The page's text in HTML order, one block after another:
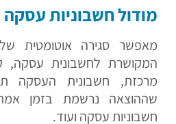
מודול חשבוניות
מאפשר סגירה אוטומטית
המקושרת לחשבונית עסקה,
מרכזת, חשבונית העסקה
שההוצאה נרשמת בזמן
חשבוניות עסקה ועוד.